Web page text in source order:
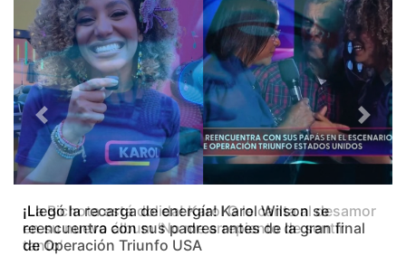
¡La Bichota está dolida! Karol G le canta al desamor
en su nuevo álbum ‘No me arrepiento de sentir
tanto’
Previous Next